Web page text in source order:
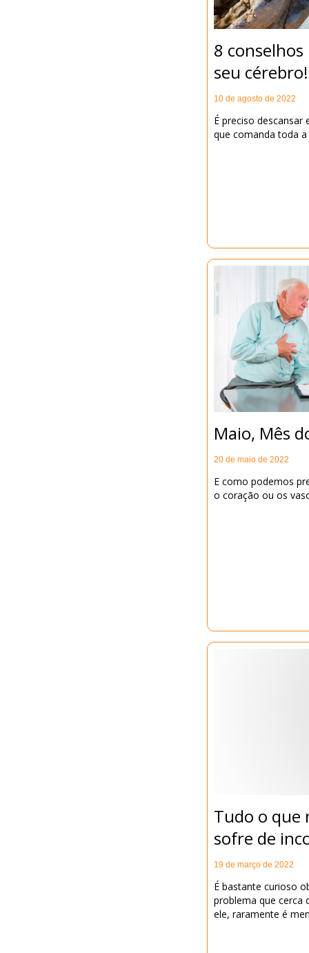
8
seu cérebro!
10 de agosto de 2022
É preciso descansar
que comanda toda
Maio, Mês
20 de maio de 2022
E como podemos
o coração ou os
Tudo o que
sofre de
19 de março de 2022
É bastante curioso
problema que cerca
ele, raramente é